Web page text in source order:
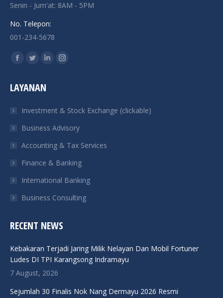
Senin - Jum'at: 8AM - 5PM
No. Telepon:
001-234-5678
Find us on:
Facebook
opens
new
window
Twitter
opens
new
window
Linkedin
new
window
Instagram
new
window
LAYANAN
Investment & Stock Exchange (clickable)
Business Advisory
Accounting & Tax Services
Finance & Banking
International Banking
Business Consulting
RECENT NEWS
Kebakaran Terjadi Jaring Milik Nelayan Dan Mobil Fortuner
Ludes DI TPI Karangsong Indramayu
7 August, 2026
Sejumlah 30 Finalis Nok Nang Dermayu 2026 Resmi